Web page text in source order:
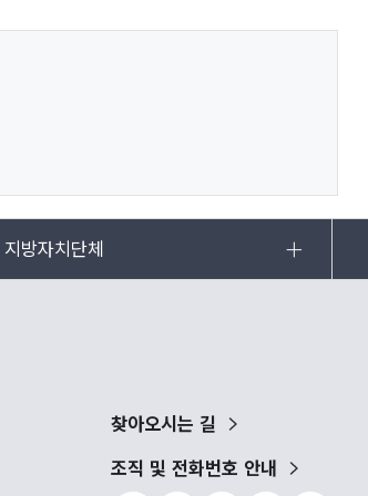
지방자치단체
찾아오시는 길
조직 및 전화번호 안내